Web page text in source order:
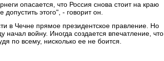
опасается, что Россия снова стоит на краю
этого", - говорит он.
в Чечне прямое президентское правление. Но
начал войну. Иногда создается впечатление, что
по всему, нисколько ее не боится.